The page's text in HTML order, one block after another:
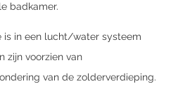
badkamer.
is in een lucht/water systeem
zijn voorzien van
van de zolderverdieping.